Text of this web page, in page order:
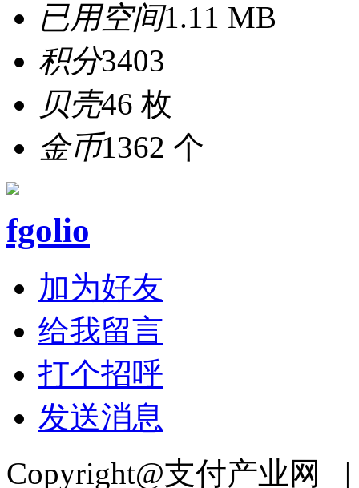
已用空间1.11 MB
积分3403
贝壳46 枚
金币1362 个
fgolio
加为好友
给我留言
打个招呼
发送消息
Copyright@支付产业